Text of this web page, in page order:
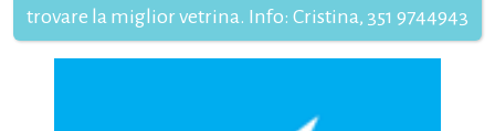
trovare la miglior vetrina. Info: Cristina, 351 9744943